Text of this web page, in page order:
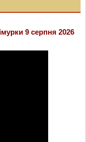
9 серпня 2026